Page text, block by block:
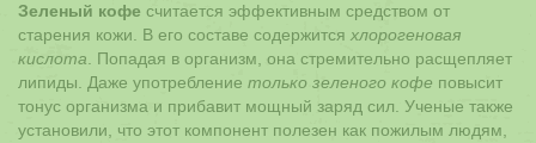
Зеленый кофе считается эффективным средством от
старения кожи. В его составе содержится хлорогеновая
кислота . Попадая в организм, она стремительно расщепляет
липиды. Даже употребление только зеленого кофе повысит
тонус организма и прибавит мощный заряд сил. Ученые также
установили, что этот компонент полезен как пожилым людям,